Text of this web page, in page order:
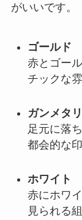
がいいです。
ゴールド
赤とゴー
チックな
ガンメタ
足元に落
都会的な
ホワイト
赤にホワ
見られる